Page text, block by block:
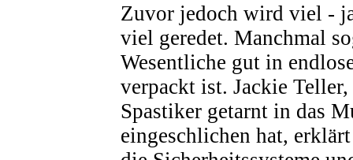
Zuvor jedoch wird viel -
viel geredet. Manchmal
Wesentliche gut in
verpackt ist. Jackie
Spastiker getarnt in das
eingeschlichen hat,